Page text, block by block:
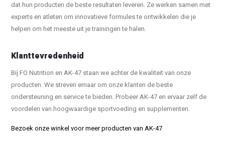
dat hun producten de beste resultaten leveren. Ze werken samen met
experts en atleten om innovatieve formules te ontwikkelen die je
helpen om het meeste uit je trainingen te halen.
Klanttevredenheid
Bij FO Nutrition en AK-47 staan we achter de kwaliteit van onze
producten. We streven ernaar om onze klanten de beste
ondersteuning en service te bieden. Probeer AK-47 en ervaar zelf de
voordelen van hoogwaardige sportvoeding en supplementen.
Bezoek onze winkel voor meer producten van AK-47